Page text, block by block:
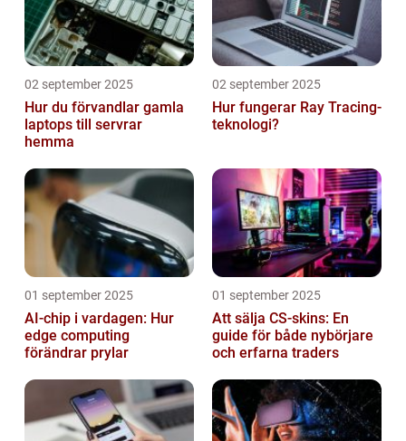
02 september 2025
Hur du förvandlar gamla
laptops till servrar
hemma
02 september 2025
Hur fungerar Ray Tracing-
teknologi?
01 september 2025
AI-chip i vardagen: Hur
edge computing
förändrar prylar
01 september 2025
Att sälja CS-skins: En
guide för både nybörjare
och erfarna traders